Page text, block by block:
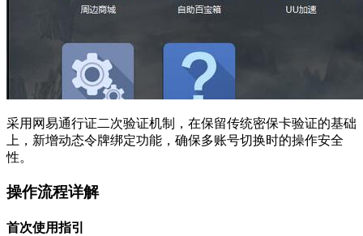
采用网易通行证二次验证机制，在保留传统密保卡验证的基础
上，新增动态令牌绑定功能，确保多账号切换时的操作安全
性。
操作流程详解
首次使用指引